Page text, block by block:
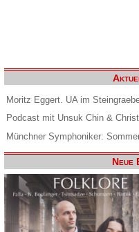
Moritz Eggert. UA im
Podcast mit Unsuk Chin &
Münchner Symphoniker:
Neue